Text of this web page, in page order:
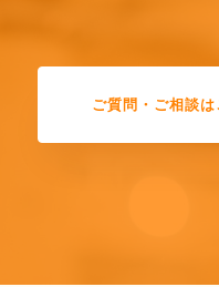
ご質問・ご相談は